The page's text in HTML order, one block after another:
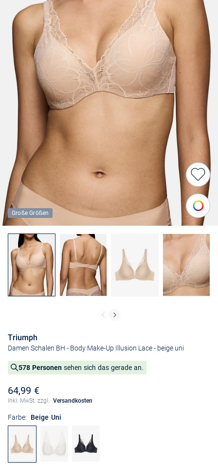
Große Größen
Triumph
Damen Schalen BH - Body Make-Up Illusion Lace- beige uni
578 Personen sehen sich das gerade an.
64,99 €
Inkl. MwSt. zzgl. Versandkosten
Farbe: Beige Uni